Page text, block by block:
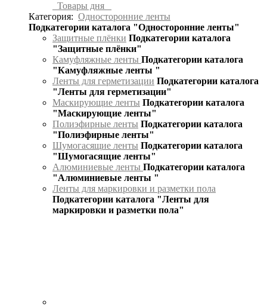
Товары дня
Категория: Односторонние ленты
Подкатегории каталога "Односторонние ленты"
Защитные плёнки Подкатегории каталога
"Защитные плёнки"
Камуфляжные ленты Подкатегории каталога
"Камуфляжные ленты "
Ленты для герметизации Подкатегории каталога
"Ленты для герметизации"
Маскирующие ленты Подкатегории каталога
"Маскирующие ленты"
Полиэфирные ленты Подкатегории каталога
"Полиэфирные ленты"
Шумогасящие ленты Подкатегории каталога
"Шумогасящие ленты"
Алюминиевые ленты Подкатегории каталога
"Алюминиевые ленты "
Ленты для маркировки и разметки пола
Подкатегории каталога "Ленты для
маркировки и разметки пола"